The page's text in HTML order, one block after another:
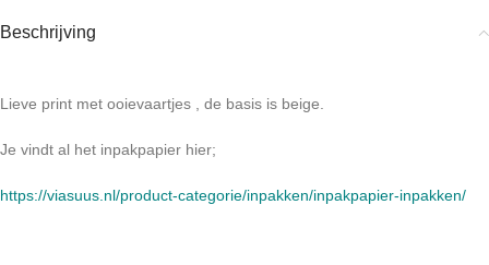
Beschrijving
Lieve print met ooievaartjes , de basis is beige.
Je vindt al het inpakpapier hier;
https://viasuus.nl/product-categorie/inpakken/inpakpapier-inpakken/